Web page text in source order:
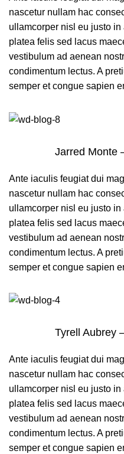
nascetur nullam hac
ullamcorper nisl eu justo
platea felis sed lacus
vestibulum ad aenean
condimentum lectus. A
semper et congue sapien
Jarred Monte
Ante iaculis feugiat dui
nascetur nullam hac
ullamcorper nisl eu justo
platea felis sed lacus
vestibulum ad aenean
condimentum lectus. A
semper et congue sapien
Tyrell Aubrey
Ante iaculis feugiat dui
nascetur nullam hac
ullamcorper nisl eu justo
platea felis sed lacus
vestibulum ad aenean
condimentum lectus. A
semper et congue sapien